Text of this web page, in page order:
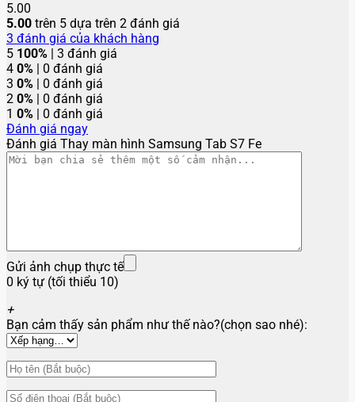
5.00
5.00 trên 5 dựa trên 2 đánh giá
3 đánh giá của khách hàng
5 100% | 3 đánh giá
4 0% | 0 đánh giá
3 0% | 0 đánh giá
2 0% | 0 đánh giá
1 0% | 0 đánh giá
Đánh giá ngay
Đánh giá Thay màn hình Samsung Tab S7 Fe
Gửi ảnh chụp thực tế
0 ký tự (tối thiểu 10)
+
Bạn cảm thấy sản phẩm như thế nào?(chọn sao nhé):